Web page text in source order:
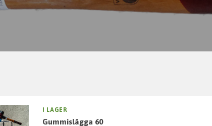
I LAGER
gummislägga 60